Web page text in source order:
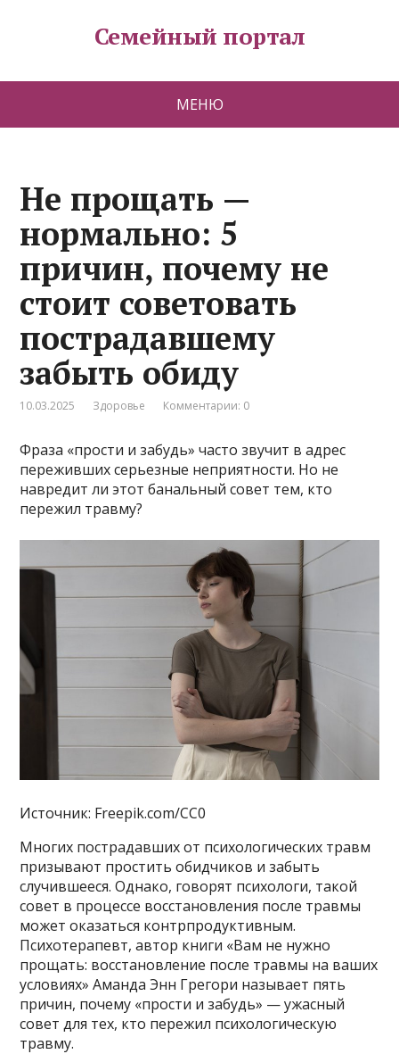
Семейный портал
МЕНЮ
Не прощать —
нормально: 5
причин, почему не
стоит советовать
пострадавшему
забыть обиду
10.03.2025 Здоровье Комментарии: 0
Фраза «прости и забудь» часто звучит в адрес
переживших серьезные неприятности. Но не
навредит ли этот банальный совет тем, кто
пережил травму?
Источник: Freepik.com/CC0
Многих пострадавших от психологических травм
призывают простить обидчиков и забыть
случившееся. Однако, говорят психологи, такой
совет в процессе восстановления после травмы
может оказаться контрпродуктивным.
Психотерапевт, автор книги «Вам не нужно
прощать: восстановление после травмы на ваших
условиях» Аманда Энн Грегори называет пять
причин, почему «прости и забудь» — ужасный
совет для тех, кто пережил психологическую
травму.